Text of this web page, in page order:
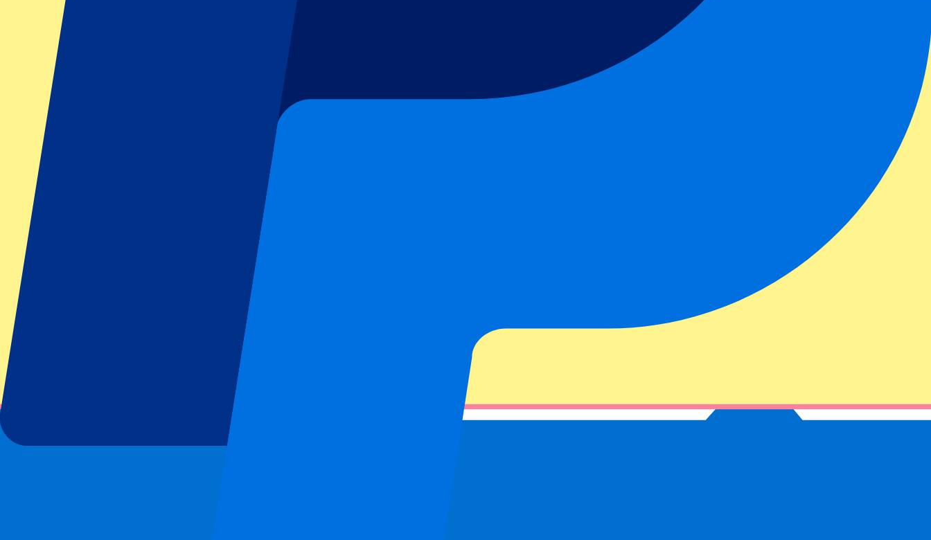
16 augustus 2025 om 15:00 • London, Verenigd Koninkrijk
Datum bevestigd
Voorwaarden eventorganisator: Geen uitfans toegestaan
Dit evenement heeft al plaatsgevonden
Voorwaarden eventorganisator: Geen uitfans toegestaan
Dit evenement heeft al plaatsgevonden